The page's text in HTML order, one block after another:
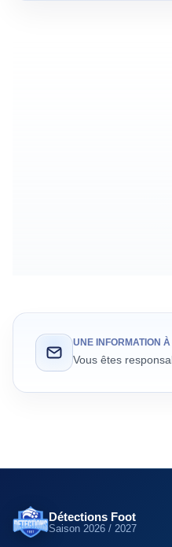
UNE INFORMATION
Vous êtes
Détections Foot
Saison 2026 / 2027